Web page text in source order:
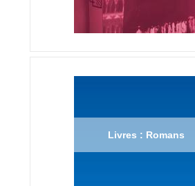
Livres : Romans